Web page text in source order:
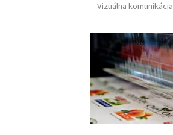
Vizuálna komunikácia